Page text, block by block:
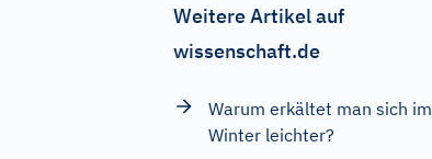
Weitere Artikel auf
wissenschaft.de
Warum erkältet man sich im
Winter leichter?